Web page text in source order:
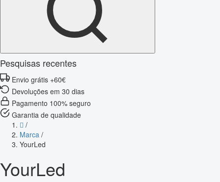
Pesquisas recentes
Envio grátis +60€
Devoluções em 30 dias
Pagamento 100% seguro
Garantia de qualidade
/
Marca /
YourLed
YourLed